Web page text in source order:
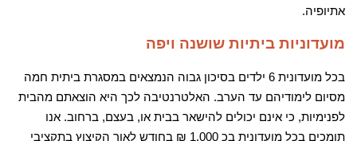
אתיופיה.
מועדוניות ביתיות שושנה ויפה
בכל מועדונית 6 ילדים בסיכון גבוה הנמצאים במסגרת ביתית חמה
מסיום לימודיהם עד הערב. האלטרנטיבה לכך היא הוצאתם מהבית
לפנימיות, כי אינם יכולים להישאר בבית או, בעצם, ברחוב. אנו
תומכים בכל מועדונית בכ 1,000 ₪ בחודש לאור הקיצוץ בתקציבי